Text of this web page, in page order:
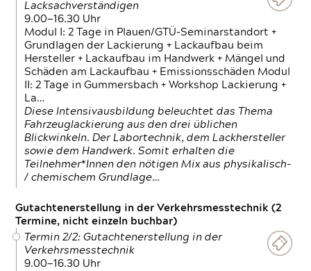
Lacksachverständigen
9.00—16.30 Uhr
Modul I: 2 Tage in Plauen/GTÜ-Seminarstandort +
Grundlagen der Lackierung + Lackaufbau beim
Hersteller + Lackaufbau im Handwerk + Mängel und
Schäden am Lackaufbau + Emissionsschäden Modul
II: 2 Tage in Gummersbach + Workshop Lackierung +
La…
Diese Intensivausbildung beleuchtet das Thema
Fahrzeuglackierung aus den drei üblichen
Blickwinkeln. Der Labortechnik, dem Lackhersteller
sowie dem Handwerk. Somit erhalten die
Teilnehmer*Innen den nötigen Mix aus physikalisch-
/ chemischem Grundlage…
Gutachtenerstellung in der Verkehrsmesstechnik (2
Termine, nicht einzeln buchbar)
Termin 2/2: Gutachtenerstellung in der
Verkehrsmesstechnik
9.00—16.30 Uhr